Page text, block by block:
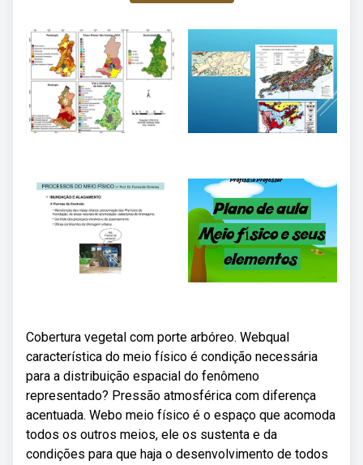
Cobertura vegetal com porte arbóreo. Webqual
característica do meio físico é condição necessária
para a distribuição espacial do fenômeno
representado? Pressão atmosférica com diferença
acentuada. Webo meio físico é o espaço que acomoda
todos os outros meios, ele os sustenta e da
condições para que haja o desenvolvimento de todos